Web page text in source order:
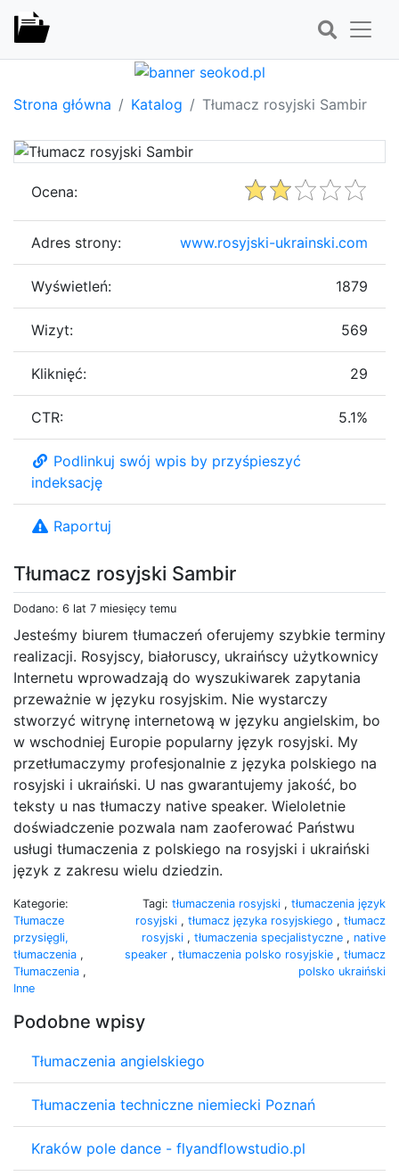
Strona główna Katalog Tłumacz rosyjski Sambir
Tłumacz rosyjski Sambir
Dodano: 6 lat 7 miesięcy temu
Jesteśmy biurem tłumaczeń oferujemy szybkie terminy
realizacji. Rosyjscy, białoruscy, ukraińscy użytkownicy
Internetu wprowadzają do wyszukiwarek zapytania
przeważnie w języku rosyjskim. Nie wystarczy
stworzyć witrynę internetową w języku angielskim, bo
w wschodniej Europie popularny język rosyjski. My
przetłumaczymy profesjonalnie z języka polskiego na
rosyjski i ukraiński. U nas gwarantujemy jakość, bo
teksty u nas tłumaczy native speaker. Wieloletnie
doświadczenie pozwala nam zaoferować Państwu
usługi tłumaczenia z polskiego na rosyjski i ukraiński
język z zakresu wielu dziedzin.
Kategorie:
Tłumacze
przysięgli,
tłumaczenia ,
Tłumaczenia ,
Inne
Tagi: tłumaczenia rosyjski , tłumaczenia język
rosyjski , tłumacz języka rosyjskiego , tłumacz
rosyjski , tłumaczenia specjalistyczne , native
speaker , tłumaczenia polsko rosyjskie , tłumacz
polsko ukraiński
Podobne wpisy
Tłumaczenia angielskiego
Tłumaczenia techniczne niemiecki Poznań
Kraków pole dance - flyandflowstudio.pl
Ocena:
Adres strony: www.rosyjski-ukrainski.com
Wyświetleń: 1879
Wizyt: 569
Kliknięć: 29
CTR: 5.1%
Podlinkuj swój wpis by przyśpieszyć
indeksację
Raportuj